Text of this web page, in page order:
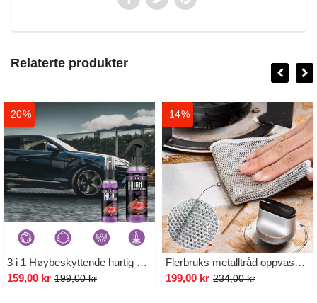
Relaterte produkter
-20%
3 i 1 Høybeskyttende hurtig beleggsspray
159,00 kr 199,00 kr
-14%
Flerbruks metalltråd oppvaskklut for våt og tørr bruk
199,00 kr 234,00 kr